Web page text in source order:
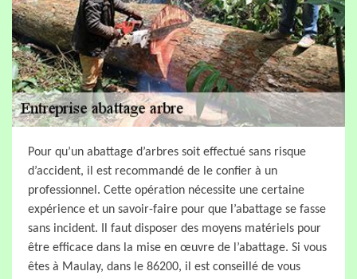
Pour qu’un abattage d’arbres soit effectué sans risque
d’accident, il est recommandé de le confier à un
professionnel. Cette opération nécessite une certaine
expérience et un savoir-faire pour que l’abattage se fasse
sans incident. Il faut disposer des moyens matériels pour
être efficace dans la mise en œuvre de l’abattage. Si vous
êtes à Maulay, dans le 86200, il est conseillé de vous